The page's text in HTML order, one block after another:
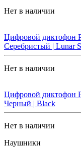
Нет в наличии
Цифровой диктофон
Серебристый | Lunar
Нет в наличии
Цифровой диктофон
Черный | Black
Нет в наличии
Наушники